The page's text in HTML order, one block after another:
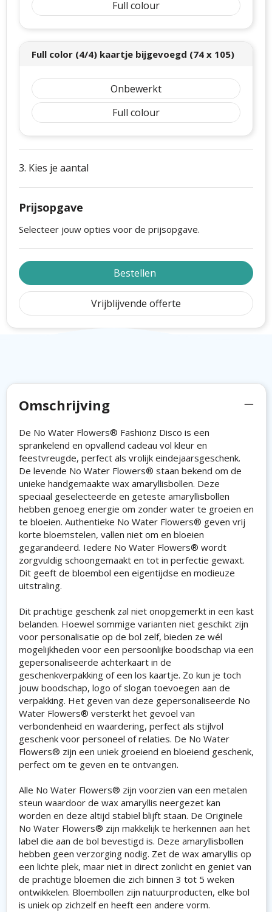
Full colour
Full color (4/4) kaartje bijgevoegd (74 x 105)
Onbewerkt
Full colour
3. Kies je aantal
Prijsopgave
Selecteer jouw opties voor de prijsopgave.
Bestellen
Vrijblijvende offerte
Omschrijving
De No Water Flowers® Fashionz Disco is een
sprankelend en opvallend cadeau vol kleur en
feestvreugde, perfect als vrolijk eindejaarsgeschenk.
De levende No Water Flowers® staan bekend om de
unieke handgemaakte wax amaryllisbollen. Deze
speciaal geselecteerde en geteste amaryllisbollen
hebben genoeg energie om zonder water te groeien en
te bloeien. Authentieke No Water Flowers® geven vrij
korte bloemstelen, vallen niet om en bloeien
gegarandeerd. Iedere No Water Flowers® wordt
zorgvuldig schoongemaakt en tot in perfectie gewaxt.
Dit geeft de bloembol een eigentijdse en modieuze
uitstraling.
Dit prachtige geschenk zal niet onopgemerkt in een kast
belanden. Hoewel sommige varianten niet geschikt zijn
voor personalisatie op de bol zelf, bieden ze wél
mogelijkheden voor een persoonlijke boodschap via een
gepersonaliseerde achterkaart in de
geschenkverpakking of een los kaartje. Zo kun je toch
jouw boodschap, logo of slogan toevoegen aan de
verpakking. Het geven van deze gepersonaliseerde No
Water Flowers® versterkt het gevoel van
verbondenheid en waardering, perfect als stijlvol
geschenk voor personeel of relaties. De No Water
Flowers® zijn een uniek groeiend en bloeiend geschenk,
perfect om te geven en te ontvangen.
Alle No Water Flowers® zijn voorzien van een metalen
steun waardoor de wax amaryllis neergezet kan
worden en deze altijd stabiel blijft staan. De Originele
No Water Flowers® zijn makkelijk te herkennen aan het
label die aan de bol bevestigd is. Deze amaryllisbollen
hebben geen verzorging nodig. Zet de wax amaryllis op
een lichte plek, maar niet in direct zonlicht en geniet van
de prachtige bloemen die zich binnen 3 tot 5 weken
ontwikkelen. Bloembollen zijn natuurproducten, elke bol
is uniek op zichzelf en heeft een andere vorm.